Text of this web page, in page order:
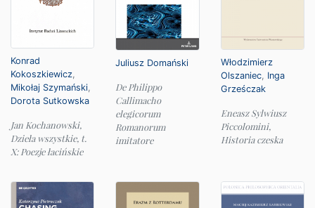
Konrad
Kokoszkiewicz,
Mikołaj Szymański,
Dorota Sutkowska
Jan Kochanowski,
Dzieła wszystkie, t.
X: Poezje łacińskie
Juliusz Domański
De Philippo
Callimacho
elegicorum
Romanorum
imitatore
Włodzimierz
Olszaniec, Inga
Grześczak
Eneasz Sylwiusz
Piccolomini,
Historia czeska